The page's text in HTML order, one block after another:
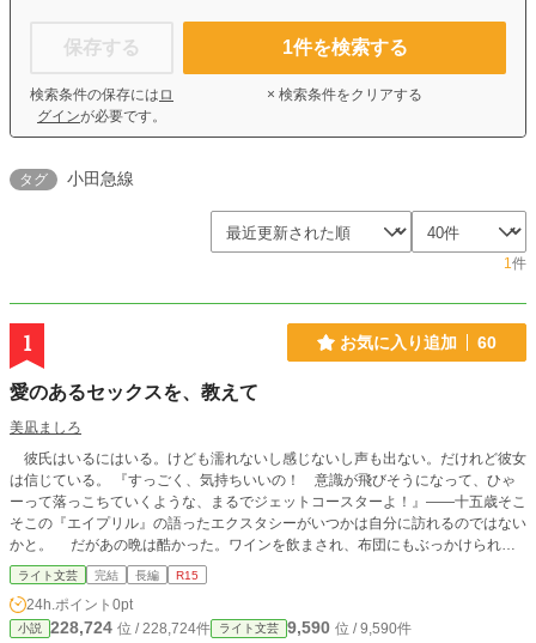
保存する
検索条件の保存には ロ
グインが必要です。
1件を検索する
× 検索条件をクリアする
タグ 小田急線
1件
1 お気に入り追加 60
愛のあるセックスを、教えて
美凪ましろ
彼氏はいるにはいる。けども濡れないし感じないし声も出ない。だけれど彼女
は信じている。 『すっごく、気持ちいいの！ 意識が飛びそうになって、ひゃ
ーって落っこちていくような、まるでジェットコースターよ！』――十五歳そこ
そこの『エイプリル』の語ったエクスタシーがいつかは自分に訪れるのではない
かと。 だがあの晩は酷かった。ワインを飲まされ、布団にもぶっかけられ、
酒の弱い彼女にはたまったものではなかった。翌朝のコンディションは最悪。い
つもより一時間以上早い電車に乗り、どうにかして車内で吐き気をこらえつつや
り過ごしたつもりが、あろうことか目的地外の駅でひとの流れに飲み込まれ、ホ
ームにて派手にすっ転ぶ。――やれやれ千代田線に駆け込むひとびとに非はな
ライト文芸 完結 長編 R15
24h.ポイント 0pt
小説 228,724 位 / 228,724件 ライト文芸 9,590 位 / 9,590件